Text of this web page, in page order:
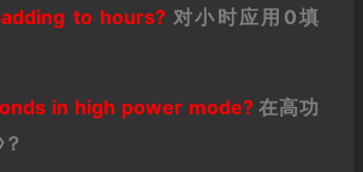
to hours?对小时应用0填
in high power mode? 在高功